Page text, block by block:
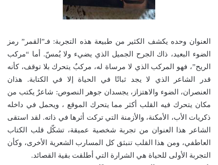
العنوان وحده يكشف الكثير من طبيعة هذه التجربة: فـ”القمر” رمز
الضوء البعيد، ذاك الجرح الجميل الذي يضيء ولا يُمسّ. أما “مركب
الريح”، فهو المركب الذي لا مرساة له، مركبٌ يتحرك بلا توقف، كأنه
قدر الشاعر الذي لا يجد ثباتًا في الحياة إلا في الكتابة. هذان
العنصران، الضوء والاهتزاز، يجسدان جوهر النصوص: شاعرٌ يكتب من
مكان يتحرك فيه القلب أكثر مما يتحرك الموقع ، ويحمل في داخله
ذكريات الأب، الأمكنة، والأزمنة التي تركت أثرها في ذاته. لقد استقى
الشاعر هذا العنوان من تجربة شخصية عميقة، تشكّل قلب الكتاب
العاطفي، ومن هذا القلب تنبثق كل المسارب الشعرية الأخرى، وكأن
التجربة الأولى للحياة هي الشرارة التي أطلقت بقية القصائد.